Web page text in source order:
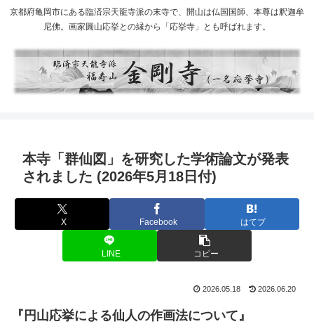
京都府亀岡市にある臨済宗天龍寺派の末寺で、開山は仏国国師、本尊は釈迦牟
尼佛。画家圓山応挙との縁から「応挙寺」とも呼ばれます。
本寺「群仙図」を研究した学術論文が発表
されました (2026年5月18日付)
X Facebook はてブ
LINE コピー
2026.05.18 2026.06.20
『円山応挙による仙人の作画法について』